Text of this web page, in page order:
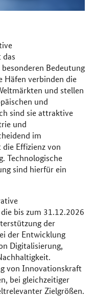
das
Bedeutung
Häfen verbinden die
und stellen
und
sind sie attraktive
und
im
Effizienz von
Technologische
sind hierfür ein
die bis zum 31.12.2026
der
der Entwicklung
Digitalisierung,
von Innovationskraft
bei gleichzeitiger
Zielgrößen.